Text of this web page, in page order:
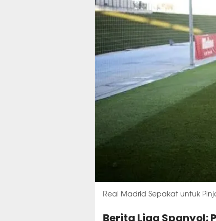
Real Madrid Sepakat untuk
Berita Liga Spanyol: